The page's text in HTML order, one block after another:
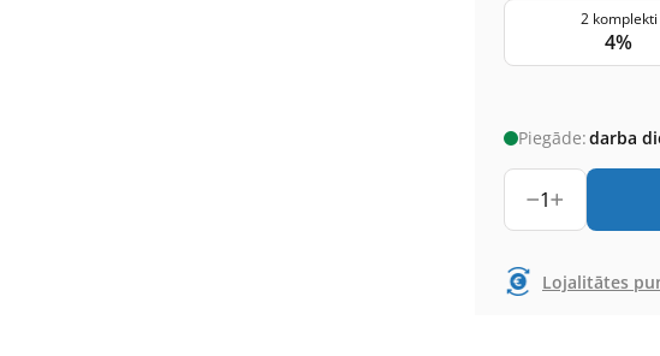
2 komplekti
4%
Piegāde:darba
1
Lojalitātes